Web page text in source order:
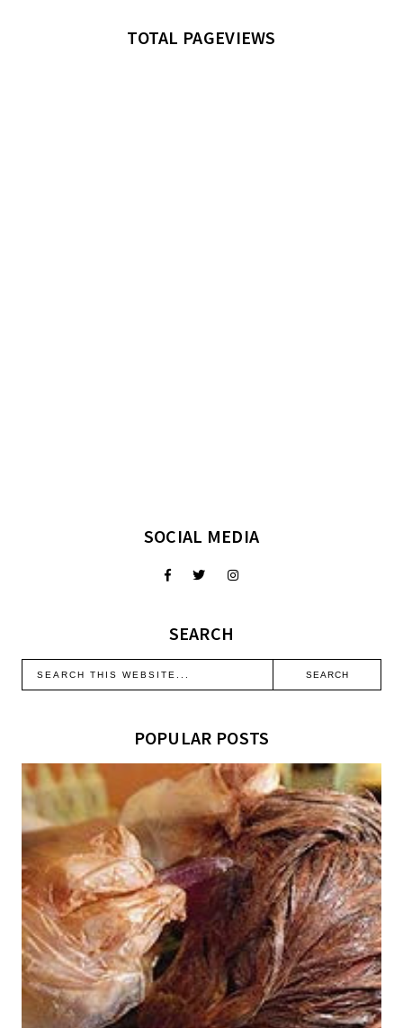
TOTAL PAGEVIEWS
SOCIAL MEDIA
SEARCH
POPULAR POSTS